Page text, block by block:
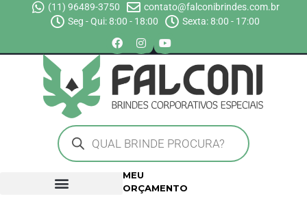
(11) 96489-3750
contato@falconibrindes.com.br
Seg - Qui: 8:00 - 18:00
Sexta: 8:00 - 17:00
MEU
ORÇAMENTO